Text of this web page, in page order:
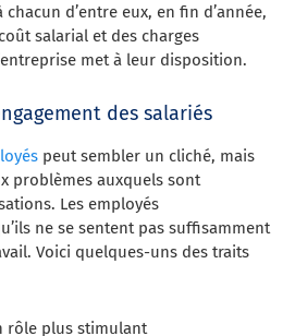
d’entre eux, en fin d’année,
salarial et des charges
met à leur disposition.
des salariés
peut sembler un cliché, mais
problèmes auxquels sont
Les employés
ne se sentent pas suffisamment
Voici quelques-uns des traits
rôle plus stimulant